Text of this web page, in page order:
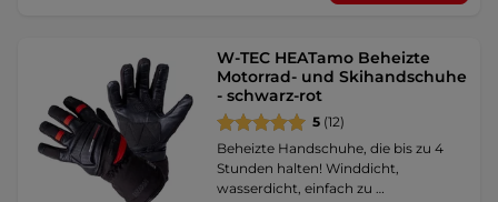
W-TEC HEATamo Beheizte
Motorrad- und Skihandschuhe
- schwarz-rot
5 (12)
Beheizte Handschuhe, die bis zu 4
Stunden halten! Winddicht,
wasserdicht, einfach zu …